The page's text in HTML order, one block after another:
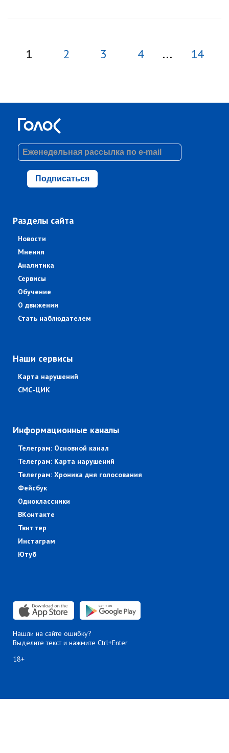
1 2 3 4 ... 14
Подписаться
Разделы сайта
Новости
Мнения
Аналитика
Сервисы
Обучение
О движении
Стать наблюдателем
Наши сервисы
Карта нарушений
СМС-ЦИК
Информационные каналы
Телеграм: Основной канал
Телеграм: Карта нарушений
Телеграм: Хроника дня голосования
Фейсбук
Одноклассники
ВКонтакте
Твиттер
Инстаграм
Ютуб
Нашли на сайте ошибку?
Выделите текст и нажмите Ctrl+Enter
18+